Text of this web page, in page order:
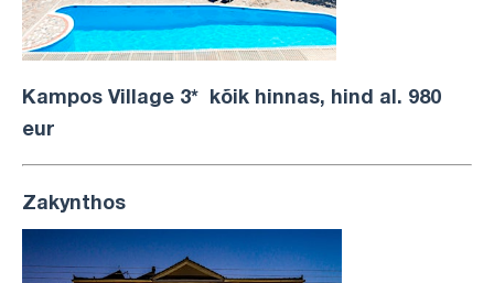
Kampos Village 3* kõik hinnas, hind al. 980
eur
Zakynthos